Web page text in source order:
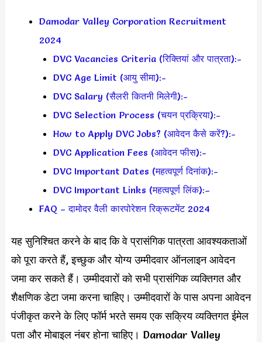
Damodar Valley Corporation Recruitment
2024
DVC Vacancies Criteria (रिक्तियां और पात्रता):-
DVC Age Limit (आयु सीमा):-
DVC Salary (सैलरी कितनी मिलेगी):-
DVC Selection Process (चयन प्रक्रिया):-
How to Apply DVC Jobs? (आवेदन कैसे करें?):-
DVC Application Fees (आवेदन फीस):-
DVC Important Dates (महत्वपूर्ण दिनांक):-
DVC Important Links (महत्वपूर्ण लिंक):–
FAQ – दामोदर वैली कारपोरेशन रिक्रूटमेंट 2024
यह सुनिश्चित करने के बाद कि वे प्रासंगिक पात्रता आवश्यकताओं
को पूरा करते हैं, इच्छुक और योग्य उम्मीदवार ऑनलाइन आवेदन
जमा कर सकते हैं। उम्मीदवारों को सभी प्रासंगिक व्यक्तिगत और
शैक्षणिक डेटा जमा करना चाहिए। उम्मीदवारों के पास अपना आवेदन
पंजीकृत करने के लिए फॉर्म भरते समय एक सक्रिय व्यक्तिगत ईमेल
पता और मोबाइल नंबर होना चाहिए। Damodar Valley